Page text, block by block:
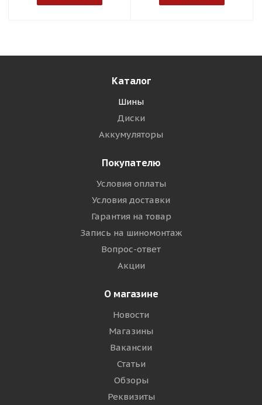
Каталог
Шины
Диски
Аккумуляторы
Покупателю
Условия оплаты
Условия доставки
Гарантия на товар
Запись на шиномонтаж
Вопрос-ответ
Акции
О магазине
Новости
Магазины
Вакансии
Статьи
Обзоры
Реквизиты